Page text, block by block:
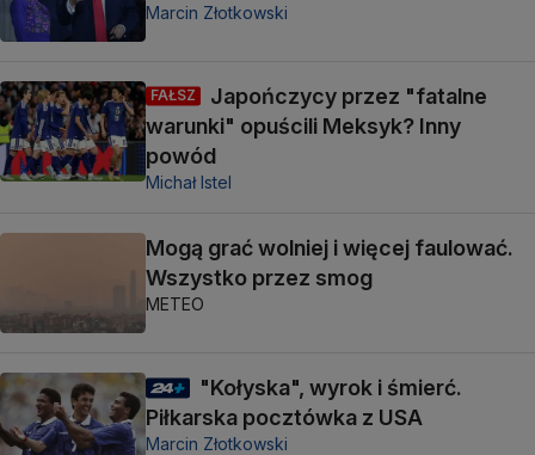
Marcin Złotkowski
FAŁSZ
Japończycy przez "fatalne
warunki" opuścili Meksyk? Inny
powód
Michał Istel
Mogą grać wolniej i więcej faulować.
Wszystko przez smog
METEO
"Kołyska", wyrok i śmierć.
Piłkarska pocztówka z USA
Marcin Złotkowski